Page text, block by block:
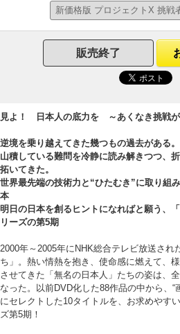
販売終了
見よ！ 日本人の底力を ～あくなき挑戦が
逆境を乗り越えてきた幾つもの過去がある。
山積している難問を冷静に読み解きつつ、
拓いてきた。
世界最先端の技術力と“ひたむき”に取り組
本
明日の日本を創るヒントになればと願う、
リーズの第5期
2000年～2005年にNHK総合テレビ放送され
ち」。熱い情熱を抱き、使命感に燃えて、
させてきた「無名の日本人」たちの姿は、
なった。以前DVD化した88作品の中から、“
にセレクトした10タイトルを、お求めやす
ズ第5期！